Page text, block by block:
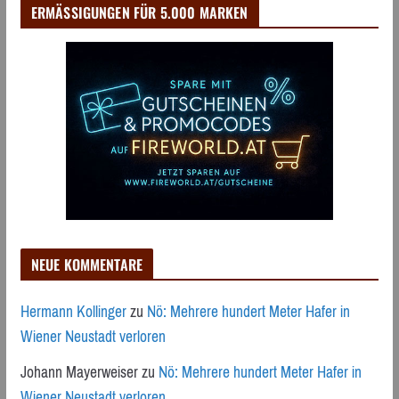
ERMÄSSIGUNGEN FÜR 5.000 MARKEN
NEUE KOMMENTARE
Hermann KollingerzuNö: Mehrere hundert Meter Hafer in
Wiener Neustadt verloren
Johann MayerweiserzuNö: Mehrere hundert Meter Hafer in